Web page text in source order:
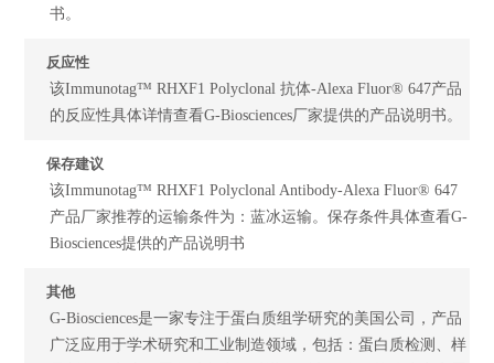
书。
反应性
该Immunotag™ RHXF1 Polyclonal 抗体-Alexa Fluor® 647产品
的反应性具体详情查看G-Biosciences厂家提供的产品说明书。
保存建议
该Immunotag™ RHXF1 Polyclonal Antibody-Alexa Fluor® 647
产品厂家推荐的运输条件为：蓝冰运输。保存条件具体查看G-
Biosciences提供的产品说明书
其他
G-Biosciences是一家专注于蛋白质组学研究的美国公司，产品
广泛应用于学术研究和工业制造领域，包括：蛋白质检测、样